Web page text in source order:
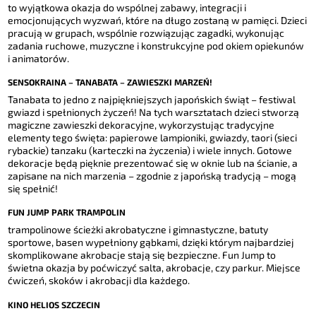
to wyjątkowa okazja do wspólnej zabawy, integracji i
emocjonujących wyzwań, które na długo zostaną w pamięci. Dzieci
pracują w grupach, wspólnie rozwiązując zagadki, wykonując
zadania ruchowe, muzyczne i konstrukcyjne pod okiem opiekunów
i animatorów.
SENSOKRAINA – TANABATA – ZAWIESZKI MARZEŃ!
Tanabata to jedno z najpiękniejszych japońskich świąt – festiwal
gwiazd i spełnionych życzeń! Na tych warsztatach dzieci stworzą
magiczne zawieszki dekoracyjne, wykorzystując tradycyjne
elementy tego święta: papierowe lampioniki, gwiazdy, taori (sieci
rybackie) tanzaku (karteczki na życzenia) i wiele innych. Gotowe
dekoracje będą pięknie prezentować się w oknie lub na ścianie, a
zapisane na nich marzenia – zgodnie z japońską tradycją – mogą
się spełnić!
FUN JUMP PARK TRAMPOLIN
trampolinowe ścieżki akrobatyczne i gimnastyczne, batuty
sportowe, basen wypełniony gąbkami, dzięki którym najbardziej
skomplikowane akrobacje stają się bezpieczne. Fun Jump to
świetna okazja by poćwiczyć salta, akrobacje, czy parkur. Miejsce
ćwiczeń, skoków i akrobacji dla każdego.
KINO HELIOS SZCZECIN